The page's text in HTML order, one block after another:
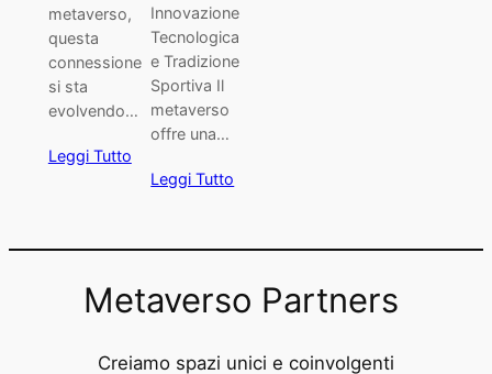
metaverso,
questa
connessione
si sta
evolvendo…
Leggi Tutto
Innovazione
Tecnologica
e Tradizione
Sportiva Il
metaverso
offre una…
Leggi Tutto
Metaverso Partners
Creiamo spazi unici e coinvolgenti